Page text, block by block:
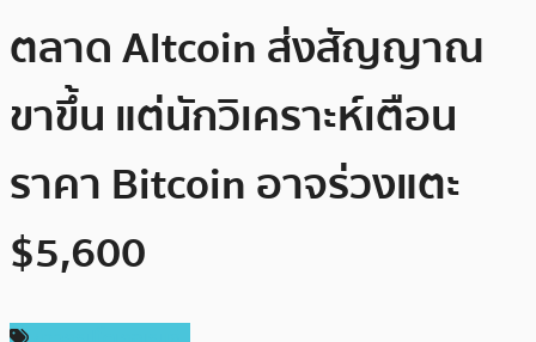
ตลาด Altcoin ส่งสัญญาณ
ขาขึ้น แต่นักวิเคราะห์เตือน
ราคา Bitcoin อาจร่วงแตะ
$5,600